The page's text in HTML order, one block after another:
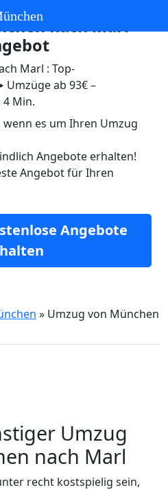
nach Marl ☛
Marl : Top-
ab 93€ –
Min.
es um Ihren Umzug
Angebote erhalten!
Angebot für Ihren
Angebote
» Umzug von München
Umzug
nach Marl
recht kostspielig sein,